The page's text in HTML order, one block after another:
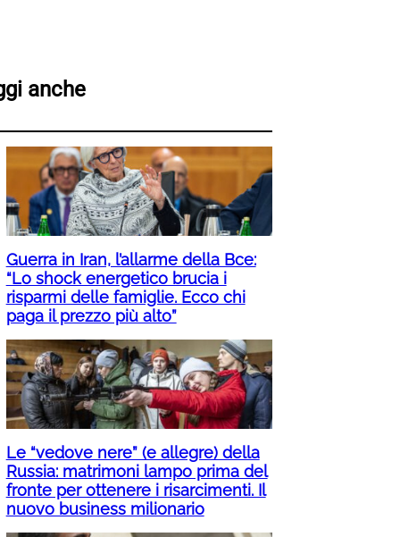
anche
Guerra in Iran, l’allarme della Bce:
“Lo shock energetico brucia i
risparmi delle famiglie. Ecco chi
paga il prezzo più alto”
Le “vedove nere” (e allegre) della
Russia: matrimoni lampo prima del
fronte per ottenere i risarcimenti. Il
nuovo business milionario